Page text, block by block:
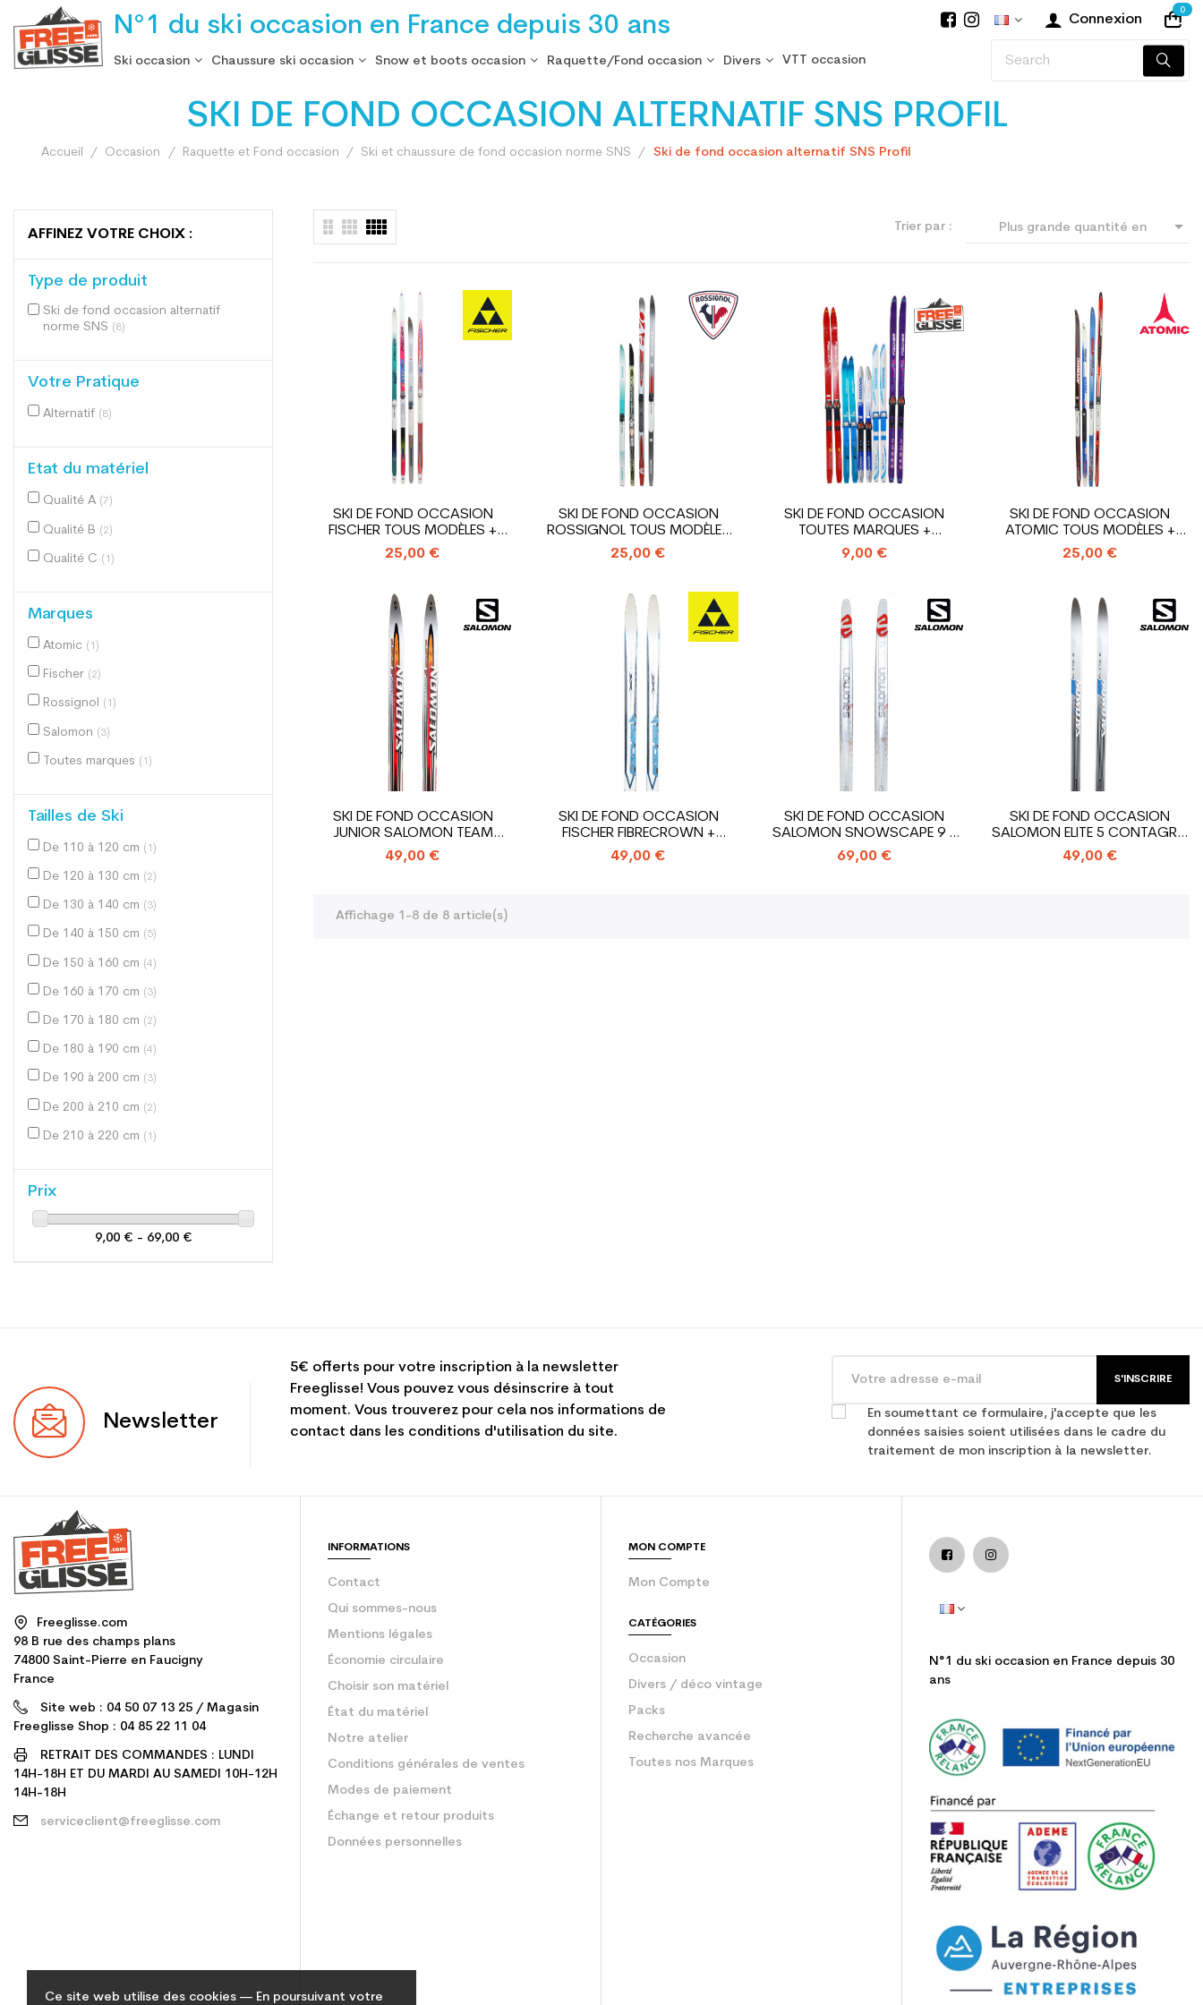
Ce site web utilise des cookies — En poursuivant votre
N°1 du ski occasion en France depuis 30 ans Connexion
0
Ski occasion Chaussure ski occasion Snow et boots occasion Raquette/Fond occasion Divers VTT occasion
SKI DE FOND OCCASION ALTERNATIF SNS PROFIL
Accueil Occasion Raquette et Fond occasion Ski et chaussure de fond occasion norme SNS Ski de fond occasion alternatif SNS Profil
AFFINEZ VOTRE CHOIX :
Type de produit
Ski de fond occasion alternatif
norme SNS (8)
Votre Pratique
Alternatif (8)
Etat du matériel
Qualité A (7)
Qualité B (2)
Qualité C (1)
Marques
Atomic (1)
Fischer (2)
Rossignol (1)
Salomon (3)
Toutes marques (1)
Tailles de Ski
De 110 à 120 cm (1)
De 120 à 130 cm (2)
De 130 à 140 cm (3)
De 140 à 150 cm (5)
De 150 à 160 cm (4)
De 160 à 170 cm (3)
De 170 à 180 cm (2)
De 180 à 190 cm (4)
De 190 à 200 cm (3)
De 200 à 210 cm (2)
De 210 à 220 cm (1)
Prix
9,00 € - 69,00 €
Trier par : Plus grande quantité en 
SKI DE FOND OCCASION
FISCHER TOUS MODÈLES +
FIXATION...
25,00 €
SKI DE FOND OCCASION
ROSSIGNOL TOUS MODÈLES
+...
25,00 €
SKI DE FOND OCCASION
TOUTES MARQUES +
FIXATION...
9,00 €
SKI DE FOND OCCASION
ATOMIC TOUS MODÈLES +
FIXATION...
25,00 €
SKI DE FOND OCCASION
JUNIOR SALOMON TEAM
JUNIOR...
49,00 €
SKI DE FOND OCCASION
FISCHER FIBRECROWN +
FIXATION...
49,00 €
SKI DE FOND OCCASION
SALOMON SNOWSCAPE 9 +
FIXATION...
69,00 €
SKI DE FOND OCCASION
SALOMON ELITE 5 CONTAGRIP
+...
49,00 €
Affichage 1-8 de 8 article(s)
Newsletter
5€ offerts pour votre inscription à la newsletter
Freeglisse! Vous pouvez vous désinscrire à tout
moment. Vous trouverez pour cela nos informations de
contact dans les conditions d'utilisation du site.
S'INSCRIRE
En soumettant ce formulaire, j'accepte que les
données saisies soient utilisées dans le cadre du
traitement de mon inscription à la newsletter.
Freeglisse.com
98 B rue des champs plans
74800 Saint-Pierre en Faucigny
France
Site web : 04 50 07 13 25 / Magasin
Freeglisse Shop : 04 85 22 11 04
RETRAIT DES COMMANDES : LUNDI
14H-18H ET DU MARDI AU SAMEDI 10H-12H
14H-18H
serviceclient@freeglisse.com
INFORMATIONS
Contact
Qui sommes-nous
Mentions légales
Économie circulaire
Choisir son matériel
État du matériel
Notre atelier
Conditions générales de ventes
Modes de paiement
Échange et retour produits
Données personnelles
MON COMPTE
Mon Compte
CATÉGORIES
Occasion
Divers / déco vintage
Packs
Recherche avancée
Toutes nos Marques
N°1 du ski occasion en France depuis 30
ans